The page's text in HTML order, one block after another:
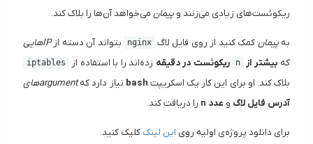
ریکوئست‌های زیادی می‌زنند و پیمان می‌خواهد آن‌ها را بلاک کند.
بهپیمان کمک کنید از روی فایل لاگ nginx بتواند آن دسته ازIPهایی
که بیشتر از n ریکوئست در دقیقه زده‌اند را با استفاده از iptables
بلاک کند. او برای این کار یک اسکریپت bash نیاز دارد کهargumentهای
آدرس فایل لاگ و عدد n را دریافت کند.
برای دانلود پروژه‌ی اولیه روی این لینک کلیک کنید.